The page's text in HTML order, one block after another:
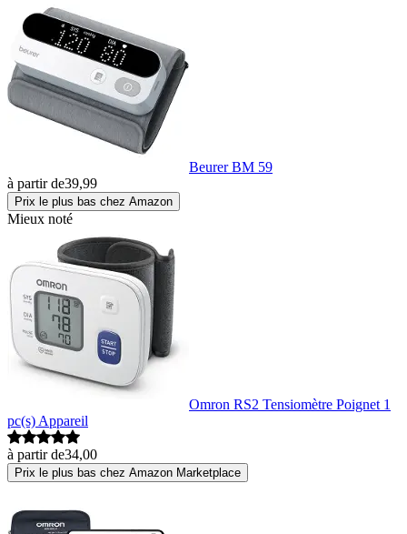
Beurer BM 59
à partir de39,99
Prix le plus bas chez Amazon
Mieux noté
Omron RS2 Tensiomètre Poignet 1
pc(s) Appareil
à partir de34,00
Prix le plus bas chez Amazon Marketplace